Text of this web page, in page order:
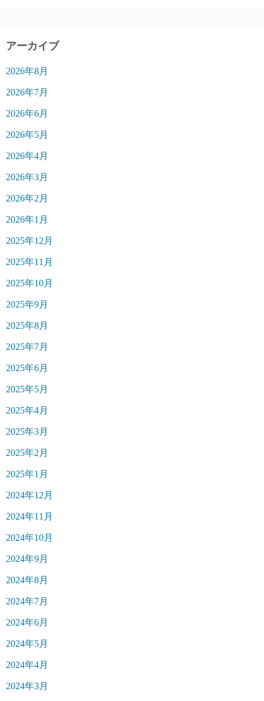
アーカイブ
2026年8月
2026年7月
2026年6月
2026年5月
2026年4月
2026年3月
2026年2月
2026年1月
2025年12月
2025年11月
2025年10月
2025年9月
2025年8月
2025年7月
2025年6月
2025年5月
2025年4月
2025年3月
2025年2月
2025年1月
2024年12月
2024年11月
2024年10月
2024年9月
2024年8月
2024年7月
2024年6月
2024年5月
2024年4月
2024年3月